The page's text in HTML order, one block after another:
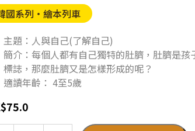
國系列‧繪本列車
主題：人與自己(了解自己)
簡介：每個人都有自己獨特的肚臍，肚臍是孩
標誌，那麼肚臍又是怎樣形成的呢？
適讀年齡： 4至5歲
$75.0